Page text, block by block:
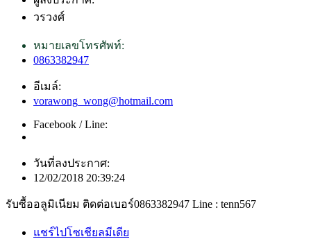
วรวงศ์
หมายเลขโทรศัพท์:
0863382947
อีเมล์:
vorawong_wong@hotmail.com
Facebook / Line:
วันที่ลงประกาศ:
12/02/2018 20:39:24
รับซื้ออลูมิเนียม ติดต่อเบอร์0863382947 Line : tenn567
แชร์ไปโซเชียลมีเดีย